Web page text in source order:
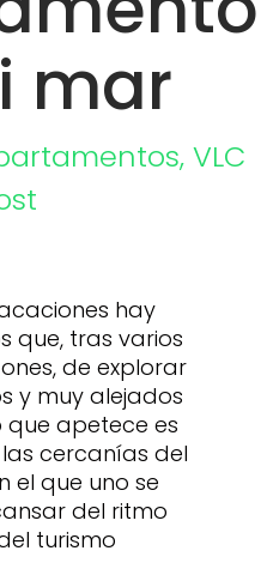
mar
, VLC
hay
que, tras varios
de explorar
y muy alejados
que apetece es
cercanías del
el que uno se
del ritmo
turismo